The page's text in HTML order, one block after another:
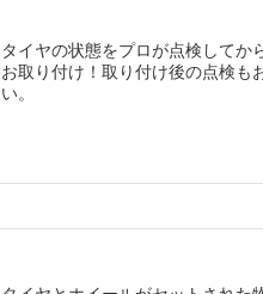
タイヤの状態をプロが点検してか
お取り付け！取り付け後の点検も
い。